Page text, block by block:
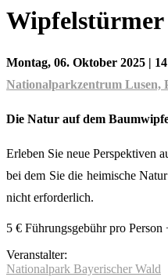
Wipfelstürmer
Montag, 06. Oktober 2025 |
Nationalparkzentrum Lusen,
Die Natur auf dem
Erleben Sie neue Perspektiven
bei dem Sie die heimische
nicht erforderlich.
5 € Führungsgebühr pro
Veranstalter:
Nationalpark Bayerischer Wald